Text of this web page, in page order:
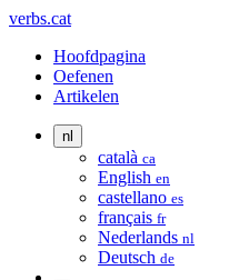
verbs.cat
Hoofdpagina
Oefenen
Artikelen
nl
català ca
English en
castellano es
français fr
Nederlands nl
Deutsch de